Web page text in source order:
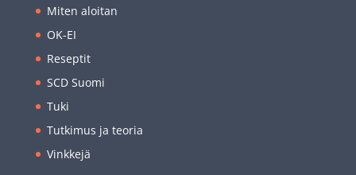
Miten aloitan
OK-EI
Reseptit
SCD Suomi
Tuki
Tutkimus ja teoria
Vinkkejä